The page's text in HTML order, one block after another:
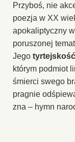
Przyboś, nie
poezja w XX
apokaliptyczny
poruszonej
Jego tyrtejskość
którym podmiot
śmierci swego
pragnie
zna – hymn